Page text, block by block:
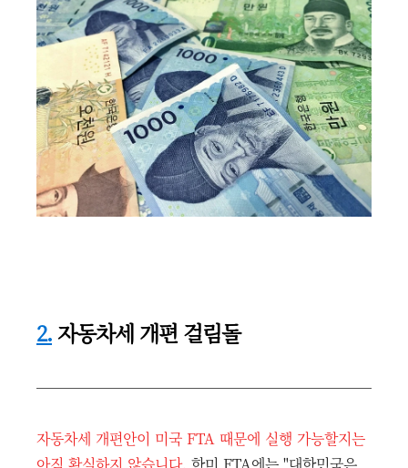
2.자동차세 개편 걸림돌
자동차세 개편안이 미국 FTA 때문에 실행 가능할지는
아직 확실하지 않습니다. 한미 FTA에는 "대한민국은